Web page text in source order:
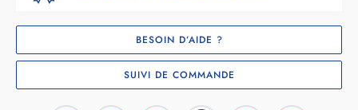
BESOIN D’AIDE ?
SUIVI DE COMMANDE